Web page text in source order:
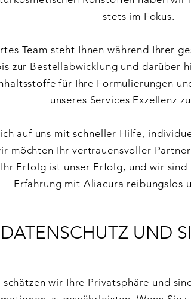
stets im Fokus.
Team steht Ihnen während Ihrer
zur Bestellabwicklung und darüber
für Ihre Formulierungen
unseres Services Exzellenz
auf uns mit schneller Hilfe,
möchten Ihr vertrauensvoller
Erfolg ist unser Erfolg, und wir sind
Erfahrung mit Aliacura reibungslos
DATENSCHUTZ UND
schätzen wir Ihre Privatsphäre und